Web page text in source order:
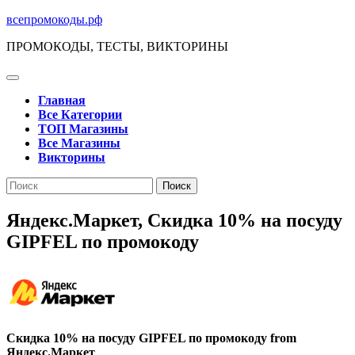
Перейти
содержимому
всепромокоды.рф
ПРОМОКОДЫ, ТЕСТЫ, ВИКТОРИНЫ
Кнопка
ОткрытьГлавная
Все Категории
ТОП Магазины
Все Магазины
Викторины
Кнопка
Закрыть
Поиск
по:
Яндекс.Маркет, Скидка 10% на посуду
GIPFEL по промокоду
Скидка 10% на посуду GIPFEL по промокоду from
Яндекс.Маркет